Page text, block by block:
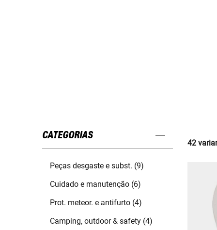
CATEGORIAS
Peças desgaste e subst. (9)
Cuidado e manutenção (6)
Prot. meteor. e antifurto (4)
Camping, outdoor & safety (4)
42